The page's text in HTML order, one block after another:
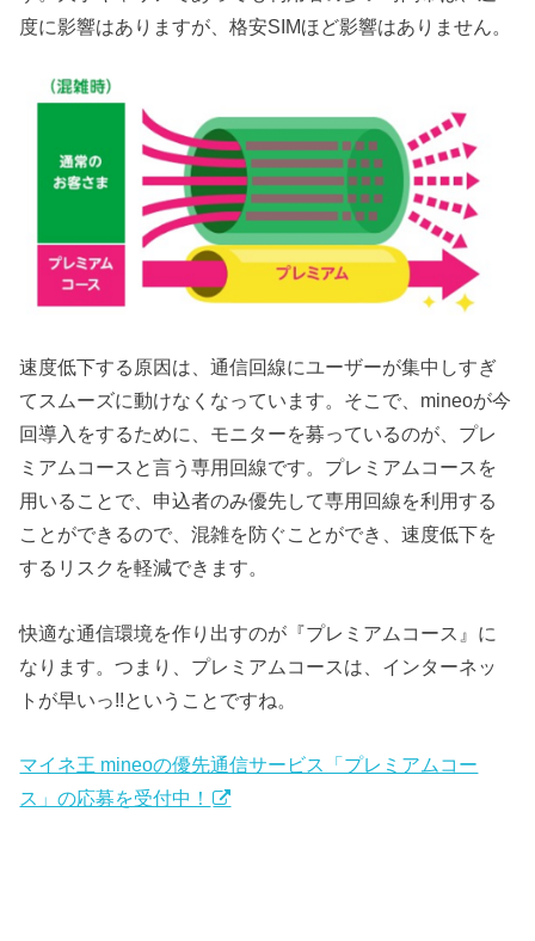
度に影響はありますが、格安SIMほど影響はありません。
速度低下する原因は、通信回線にユーザーが集中しすぎ
てスムーズに動けなくなっています。そこで、mineoが今
回導入をするために、モニターを募っているのが、プレ
ミアムコースと言う専用回線です。プレミアムコースを
用いることで、申込者のみ優先して専用回線を利用する
ことができるので、混雑を防ぐことができ、速度低下を
するリスクを軽減できます。
快適な通信環境を作り出すのが『プレミアムコース』に
なります。つまり、プレミアムコースは、インターネッ
トが早いっ!!ということですね。
マイネ王 mineoの優先通信サービス「プレミアムコー
ス」の応募を受付中！